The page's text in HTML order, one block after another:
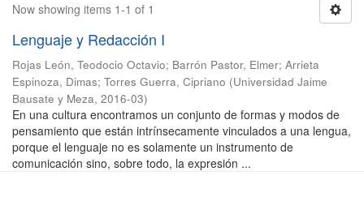
Now showing items 1-1 of 1
Lenguaje y Redacción I
Rojas León, Teodocio Octavio; Barrón Pastor, Elmer; Arrieta
Espinoza, Dimas; Torres Guerra, Cipriano (Universidad Jaime
Bausate y Meza, 2016-03)
En una cultura encontramos un conjunto de formas y modos de
pensamiento que están intrínsecamente vinculados a una lengua,
porque el lenguaje no es solamente un instrumento de
comunicación sino, sobre todo, la expresión ...